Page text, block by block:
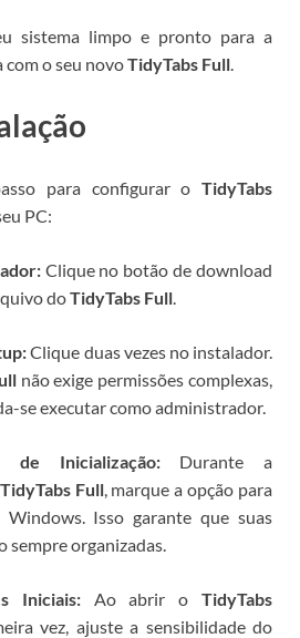
sistema limpo e pronto para a
o seu novoTidyTabs Full.
para configurar o TidyTabs
PC:
Clique no botão de download
doTidyTabs Full
Clique duas vezes no instalador.
não exige permissões complexas,
se executar como administrador.
de Inicialização:Durante a
TidyTabs Full, marque a opção para
Isso garante que suas
sempre organizadas.
Iniciais:Ao abrir oTidyTabs
vez, ajuste a sensibilidade do